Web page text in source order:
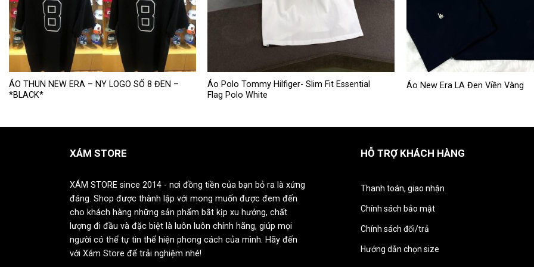
ÁO THUN NEW ERA – NY LOGO SỐ 8 ĐEN –
*BLACK*
Sản
phẩm
có
Áo Polo Tommy Hilfiger- Slim Fit Essential
Flag Polo White
Sản
phẩm
có
Các
chọn
thể
Áo New Era LA Đen Viền Vàng
Sản
có
biến
tùy
chọn
thể
được
XÁM STORE
XÁM STORE since 2014 - nơi đồng tiền của bạn bỏ ra là xứng
đáng. Shop được thành lập với mong muốn được đem đến
cho khách hàng những sản phẩm bắt kịp xu hướng, chất
lượng đi đầu và đặc biệt là luôn luôn chính hãng, giúp mọi
người có thể tự tin thể hiện phong cách của mình. Hãy đến
với Xám Store để trải nghiệm nhé!
HỖ TRỢ KHÁCH HÀNG
Thanh toán, giao nhận
Chính sách bảo mật
Chính sách đổi/trả
Hướng dẫn chọn size